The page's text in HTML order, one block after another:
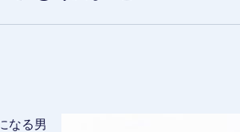
なる男